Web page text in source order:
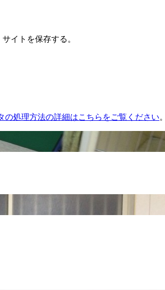
イトを保存する。
の処理方法の詳細はこちらをご覧ください